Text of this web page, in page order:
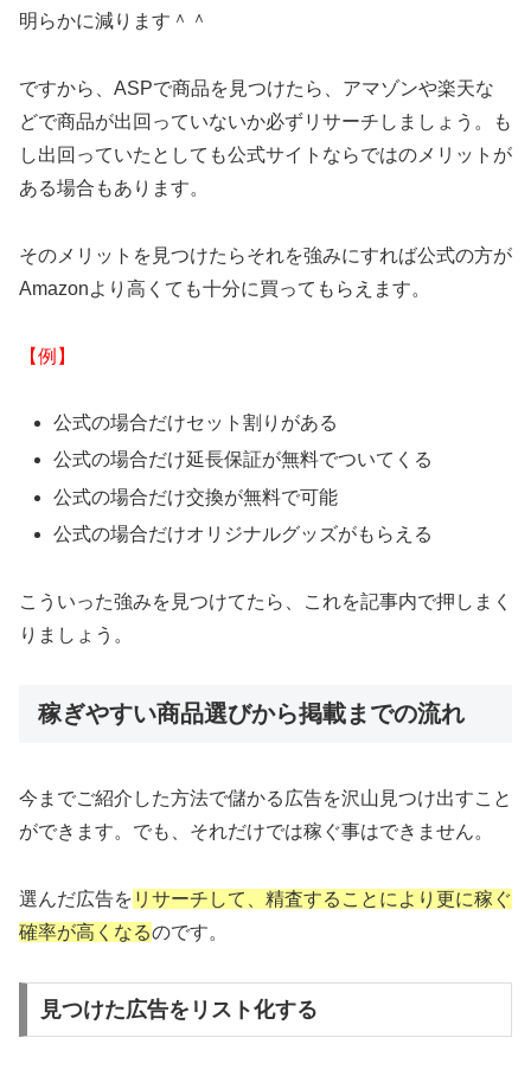
明らかに減ります＾＾
ですから、ASPで商品を見つけたら、アマゾンや楽天な
どで商品が出回っていないか必ずリサーチしましょう。も
し出回っていたとしても公式サイトならではのメリットが
ある場合もあります。
そのメリットを見つけたらそれを強みにすれば公式の方が
Amazonより高くても十分に買ってもらえます。
【例】
公式の場合だけセット割りがある
公式の場合だけ延長保証が無料でついてくる
公式の場合だけ交換が無料で可能
公式の場合だけオリジナルグッズがもらえる
こういった強みを見つけてたら、これを記事内で押しまく
りましょう。
稼ぎやすい商品選びから掲載までの流れ
今までご紹介した方法で儲かる広告を沢山見つけ出すこと
ができます。でも、それだけでは稼ぐ事はできません。
選んだ広告を リサーチして、精査することにより更に稼ぐ
確率が高くなるのです。
見つけた広告をリスト化する